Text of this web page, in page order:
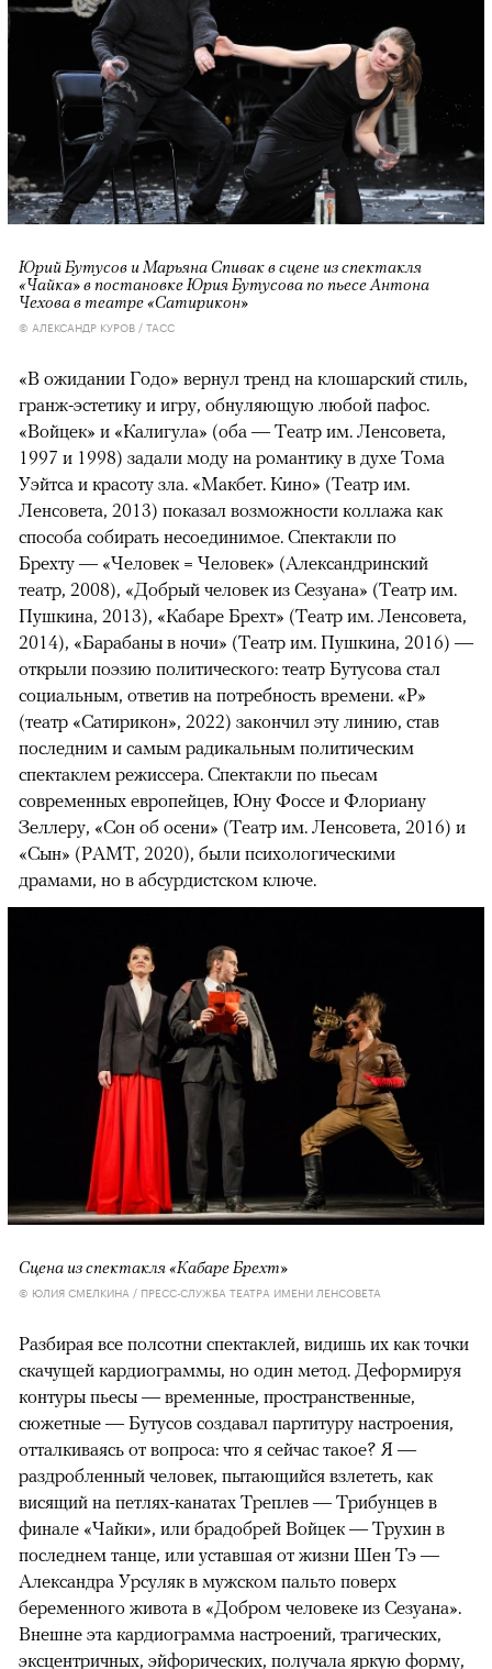
Юрий Бутусов и Марьяна Спивак в сцене из спектакля
«Чайка» в постановке Юрия Бутусова по пьесе Антона
Чехова в театре «Сатирикон»
© АЛЕКСАНДР КУРОВ / ТАСС
«В ожидании Годо» вернул тренд на клошарский стиль,
гранж-эстетику и игру, обнуляющую любой пафос.
«Войцек» и «Калигула» (оба — Театр им. Ленсовета,
1997 и 1998) задали моду на романтику в духе Тома
Уэйтса и красоту зла. «Макбет. Кино» (Театр им.
Ленсовета, 2013) показал возможности коллажа как
способа собирать несоединимое. Спектакли по
Брехту — «Человек = Человек» (Александринский
театр, 2008), «Добрый человек из Сезуана» (Театр им.
Пушкина, 2013), «Кабаре Брехт» (Театр им. Ленсовета,
2014), «Барабаны в ночи» (Театр им. Пушкина, 2016) —
открыли поэзию политического: театр Бутусова стал
социальным, ответив на потребность времени. «Р»
(театр «Сатирикон», 2022) закончил эту линию, став
последним и самым радикальным политическим
спектаклем режиссера. Спектакли по пьесам
современных европейцев, Юну Фоссе и Флориану
Зеллеру, «Сон об осени» (Театр им. Ленсовета, 2016) и
«Сын» (РАМТ, 2020), были психологическими
драмами, но в абсурдистском ключе.
Сцена из спектакля «Кабаре Брехт»
© ЮЛИЯ СМЕЛКИНА / ПРЕСС-СЛУЖБА ТЕАТРА ИМЕНИ ЛЕНСОВЕТА
Разбирая все полсотни спектаклей, видишь их как точки
скачущей кардиограммы, но один метод. Деформируя
контуры пьесы — временные, пространственные,
сюжетные — Бутусов создавал партитуру настроения,
отталкиваясь от вопроса: что я сейчас такое? Я —
раздробленный человек, пытающийся взлететь, как
висящий на петлях-канатах Треплев — Трибунцев в
финале «Чайки», или брадобрей Войцек — Трухин в
последнем танце, или уставшая от жизни Шен Тэ —
Александра Урсуляк в мужском пальто поверх
беременного живота в «Добром человеке из Сезуана».
Внешне эта кардиограмма настроений, трагических,
эксцентричных, эйфорических, получала яркую форму,